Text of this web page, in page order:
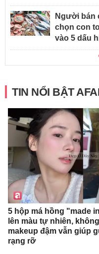
Người bán
chọn con
vào 5 dấu
TIN NỔI BẬT
5 hộp má hồng "made
lên màu tự nhiên,
makeup đậm vẫn giúp
rạng rỡ